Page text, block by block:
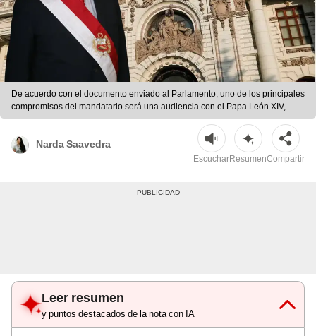
De acuerdo con el documento enviado al Parlamento, uno de los principales
compromisos del mandatario será una audiencia con el Papa León XIV,
programada para el jueves 18 de junio.
Narda Saavedra
EscucharResumenCompartir
Leer resumen
y puntos destacados de la nota con IA